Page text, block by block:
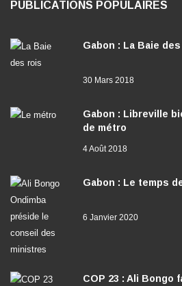
PUBLICATIONS POPULAIRES
Gabon : La Baie
30 Mars 2018
Gabon : Libreville
de métro
4 Août 2018
Gabon : Le temps
6 Janvier 2020
COP 23 : Ali Bongo